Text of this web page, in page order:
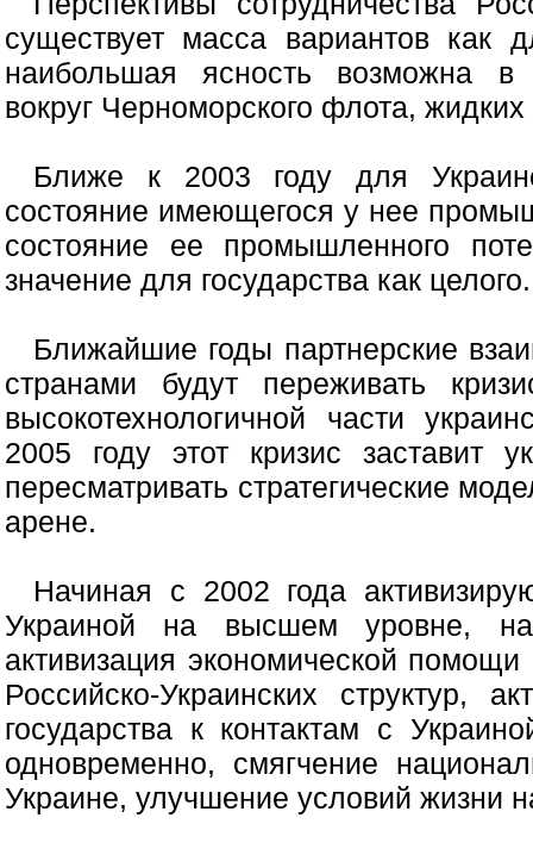
существует масса вариантов
наибольшая ясность возможна в
вокруг Черноморского флота,
Ближе к 2003 году для
состояние имеющегося у нее
состояние ее промышленного
значение для государства как целого.
Ближайшие годы партнерские
странами будут переживать
высокотехнологичной части
2005 году этот кризис заставит
пересматривать стратегические
арене.
Начиная с 2002 года
Украиной на высшем уровне,
активизация экономической
Российско-Украинских структур,
государства к контактам с
одновременно, смягчение
Украине, улучшение условий жизни